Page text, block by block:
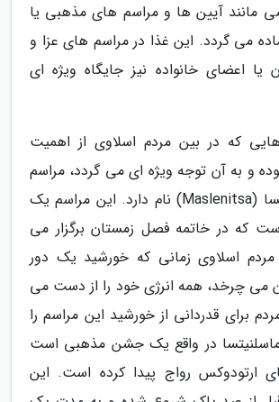
مانند آیین ها و مراسم های مذهبی یا
می گردد. این غذا در مراسم های عزا و
اعضای خانواده نیز جایگاه ویژه ای
که در بین مردم اسلاوی از اهمیت
بوده و به آن توجه ویژه ای می گردد، مراسم
باستانی ماسلنیتسا (Maslenitsa) نام دارد. این مراسم یک
که در خاتمه فصل زمستان برگزار می
مردم اسلاوی زمانی که خورشید یک دور
می چرخد، همه انرژی خود را از دست می
برای قدردانی از خورشید این مراسم را
ماسلنیتسا در واقع یک جشن مذهبی است
ارتودوکس رواج پیدا کرده است. این